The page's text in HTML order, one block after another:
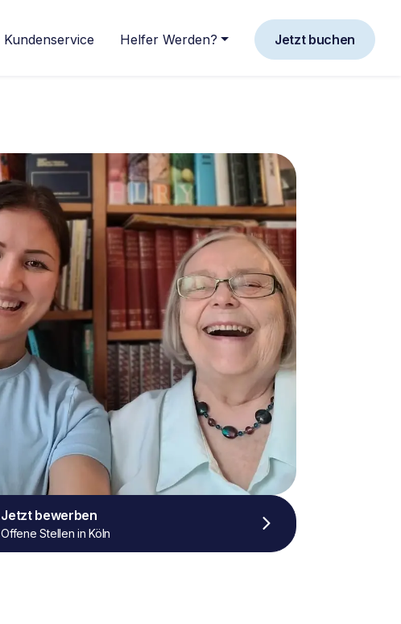
Kundenservice Helfer Werden? Jetzt buchen
Jetzt bewerben
Offene Stellen in Köln